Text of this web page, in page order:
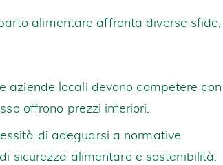
alimentare affronta diverse sfide,
aziende locali devono competere con
offrono prezzi inferiori.
di adeguarsi a normative
sicurezza alimentare e sostenibilità.